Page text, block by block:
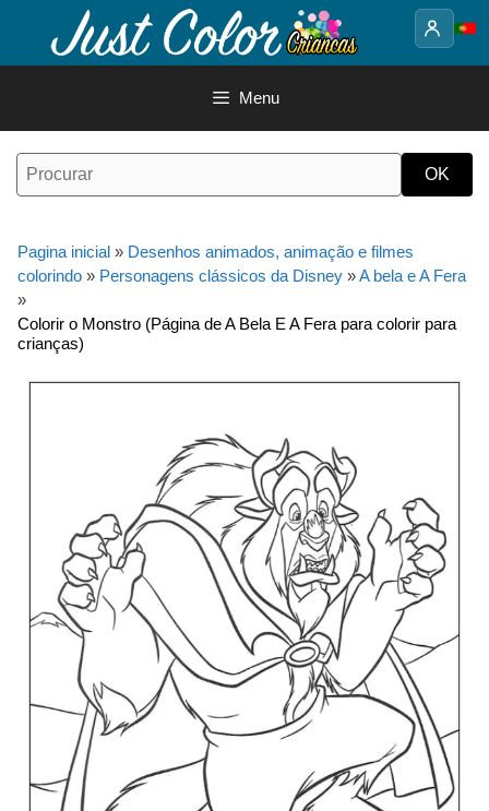
o
Menu
Pagina inicial » Desenhos animados, animação e filmes
colorindo » Personagens clássicos da Disney »A bela e A Fera
»
Colorir o Monstro (Página de A Bela E A Fera para colorir para
crianças)